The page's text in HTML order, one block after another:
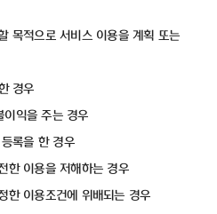
목적으로 서비스 이용을 계획 또는
경우
이익을 주는 경우
록을 한 경우
한 이용을 저해하는 경우
한 이용조건에 위배되는 경우